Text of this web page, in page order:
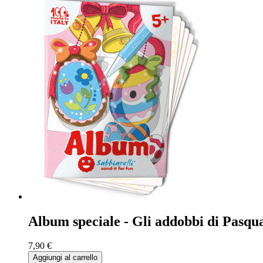
Album speciale - Gli addobbi di
7,90 €
Aggiungi al carrello